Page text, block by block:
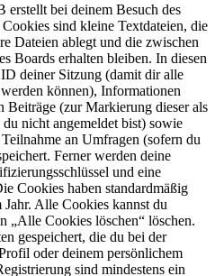
bei deinem Besuch des
sind kleine Textdateien, die
Dateien ablegt und die zwischen
Boards erhalten bleiben. In diesen
deiner Sitzung (damit dir alle
können), Informationen
Beiträge (zur Markierung dieser als
du nicht angemeldet bist) sowie
an Umfragen (sofern du
Ferner werden deine
und eine
Cookies haben standardmäßig
Alle Cookies kannst du
„Alle Cookies löschen“ löschen.
gespeichert, die du bei der
oder deinem persönlichem
sind mindestens ein